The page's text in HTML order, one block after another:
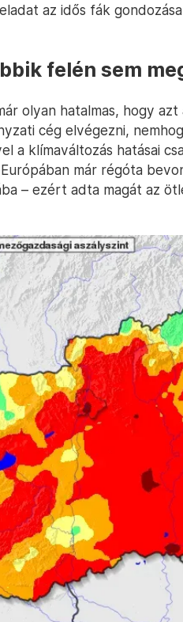
az idős fák
felén sem
olyan hatalmas, hogy azt
cég elvégezni,
a klímaváltozás hatásai
már régóta
– ezért adta magát az